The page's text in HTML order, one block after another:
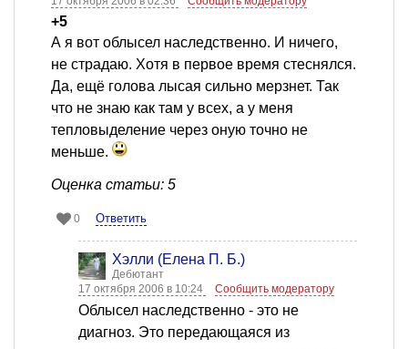
+5
А я вот облысел наследственно. И ничего,
не страдаю. Хотя в первое время стеснялся.
Да, ещё голова лысая сильно мерзнет. Так
что не знаю как там у всех, а у меня
тепловыделение через оную точно не
меньше.
Оценка статьи: 5
0 Ответить
Хэлли (Елена П. Б.)
Дебютант
17 октября 2006 в 10:24
Сообщить модератору
Облысел наследственно - это не
диагноз. Это передающаяся из